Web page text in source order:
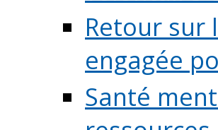
Retour sur
engagée
Santé